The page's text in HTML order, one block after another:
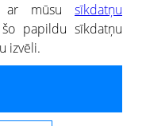
raksturs, un tai nav
ar mūsu sīkdatņu
papildu sīkdatņu
izvēli.